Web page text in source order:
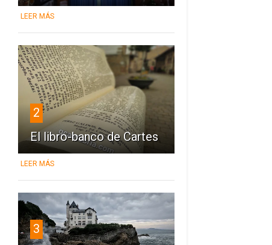
LEER MÁS
2
El libro-banco de Cartes
LEER MÁS
3